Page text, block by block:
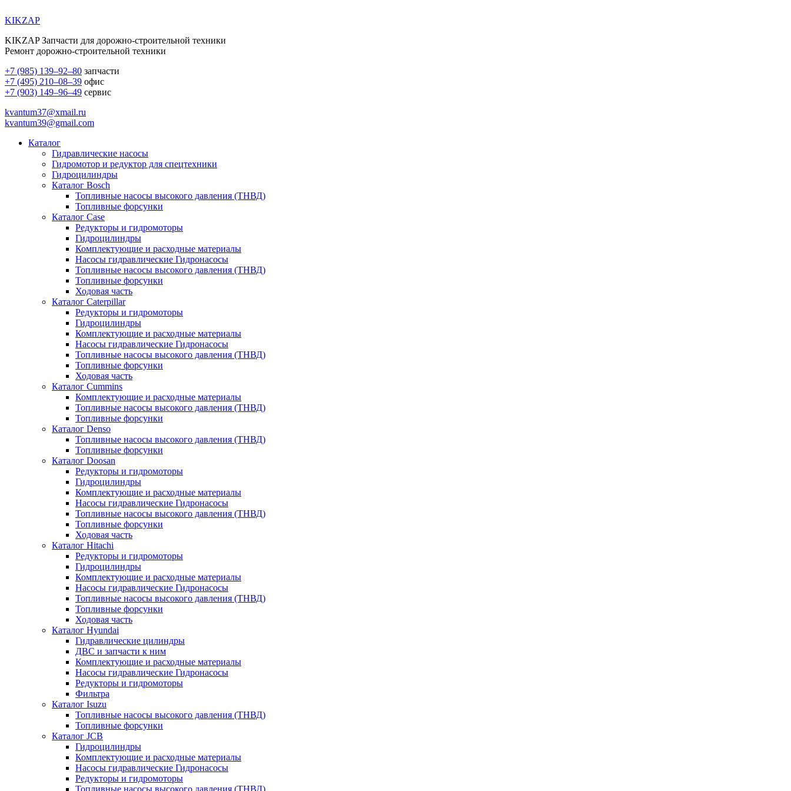
KIKZAP
KIKZAP Запчасти для дорожно-строительной техники
Ремонт дорожно-строительной техники
+7 (985) 139–92–80 запчасти
+7 (495) 210–08–39 офис
+7 (903) 149–96–49 сервис
kvantum37@xmail.ru
kvantum39@gmail.com
Каталог
Гидравлические насосы
Гидромотор и редуктор для спецтехники
Гидроцилиндры
Каталог Bosch
Топливные насосы высокого давления (ТНВД)
Топливные форсунки
Каталог Case
Редукторы и гидромоторы
Гидроцилиндры
Комплектующие и расходные материалы
Насосы гидравлические Гидронасосы
Топливные насосы высокого давления (ТНВД)
Топливные форсунки
Ходовая часть
Каталог Caterpillar
Редукторы и гидромоторы
Гидроцилиндры
Комплектующие и расходные материалы
Насосы гидравлические Гидронасосы
Топливные насосы высокого давления (ТНВД)
Топливные форсунки
Ходовая часть
Каталог Cummins
Комплектующие и расходные материалы
Топливные насосы высокого давления (ТНВД)
Топливные форсунки
Каталог Denso
Топливные насосы высокого давления (ТНВД)
Топливные форсунки
Каталог Doosan
Редукторы и гидромоторы
Гидроцилиндры
Комплектующие и расходные материалы
Насосы гидравлические Гидронасосы
Топливные насосы высокого давления (ТНВД)
Топливные форсунки
Ходовая часть
Каталог Hitachi
Редукторы и гидромоторы
Гидроцилиндры
Комплектующие и расходные материалы
Насосы гидравлические Гидронасосы
Топливные насосы высокого давления (ТНВД)
Топливные форсунки
Ходовая часть
Каталог Hyundai
Гидравлические цилиндры
ДВС и запчасти к ним
Комплектующие и расходные материалы
Насосы гидравлические Гидронасосы
Редукторы и гидромоторы
Фильтра
Каталог Isuzu
Топливные насосы высокого давления (ТНВД)
Топливные форсунки
Каталог JCB
Гидроцилиндры
Комплектующие и расходные материалы
Насосы гидравлические Гидронасосы
Редукторы и гидромоторы
Топливные насосы высокого давления (ТНВД)